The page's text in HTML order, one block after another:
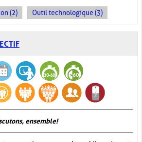
(2) Outil technologique (3)
ensemble!